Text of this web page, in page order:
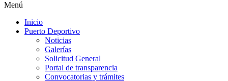
Menú
Inicio
Puerto Deportivo
Noticias
Galerías
Solicitud General
Portal de transparencia
Convocatorias y trámites